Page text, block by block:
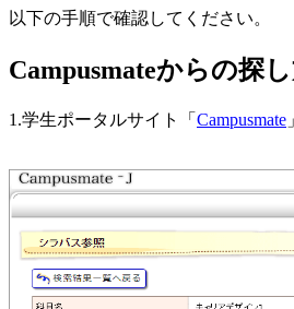
以下の手順で確認してください。
Campusmateからの探
1.学生ポータルサイト「 Campusmate